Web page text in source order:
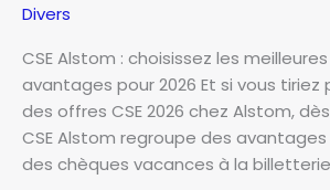
Divers
CSE Alstom : choisissez les
avantages pour 2026 Et si vous
des offres CSE 2026 chez Alstom, dès
CSE Alstom regroupe des
des chèques vacances à la